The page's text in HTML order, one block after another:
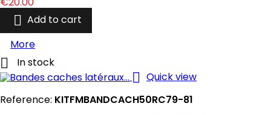
 Add to cart
More
 In stock
 Quick view
Reference: KITFMBANDCACH50RC79-81